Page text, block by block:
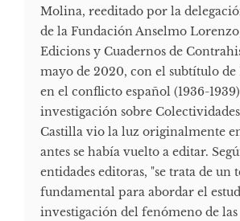
Molina, reeditado por la
de la Fundación Anselmo
Edicions y Cuadernos de
mayo de 2020, con el subtítulo
en el conflicto español (1936-
investigación sobre
Castilla vio la luz originalmente
antes se había vuelto a editar.
entidades editoras, "se trata de un
fundamental para abordar el
investigación del fenómeno de las